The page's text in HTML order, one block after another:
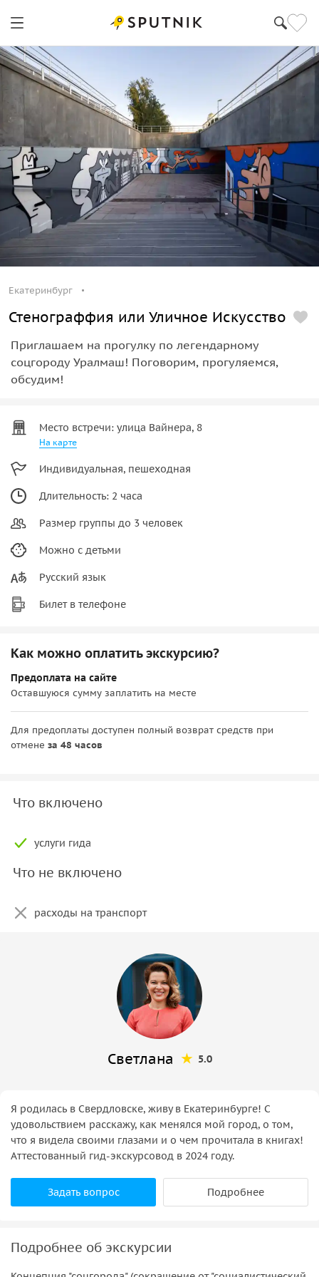
Екатеринбург
Стенограффия или Уличное Искусство
Приглашаем на прогулку по легендарному
соцгороду Уралмаш! Поговорим, прогуляемся,
обсудим!
Место встречи: улица Вайнера, 8
На карте
Индивидуальная, пешеходная
Длительность: 2 часа
Размер группы до 3 человек
Можно с детьми
Русский язык
Билет в телефоне
Как можно оплатить экскурсию?
Предоплата на сайте
Оставшуюся сумму заплатить на месте
Для предоплаты доступен полный возврат средств при
отмене за 48 часов
Что включено
услуги гида
Что не включено
расходы на транспорт
Светлана 5.0
Я родилась в Свердловске, живу в Екатеринбурге! С
удовольствием расскажу, как менялся мой город, о том,
что я видела своими глазами и о чем прочитала в книгах!
Аттестованный гид-экскурсовод в 2024 году.
Задать вопрос Подробнее
Подробнее об экскурсии